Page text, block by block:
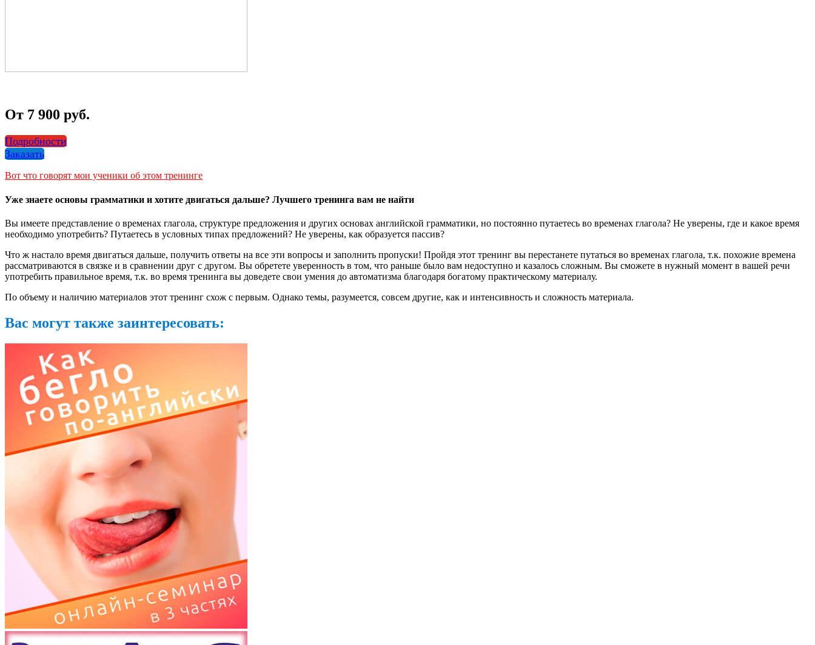
От 7 900 руб.
Подробности
Заказать
Вот что говорят мои ученики об этом тренинге
Уже знаете основы грамматики и хотите двигаться дальше? Лучшего тренинга вам не найти
Вы имеете представление о временах глагола, структуре предложения и других основах английской грамматики, но постоянно путаетесь во временах глагола? Не уверены, где и какое время
необходимо употребить? Путаетесь в условных типах предложений? Не уверены, как образуется пассив?
Что ж настало время двигаться дальше, получить ответы на все эти вопросы и заполнить пропуски! Пройдя этот тренинг вы перестанете путаться во временах глагола, т.к. похожие времена
рассматриваются в связке и в сравнении друг с другом. Вы обретете уверенность в том, что раньше было вам недоступно и казалось сложным. Вы сможете в нужный момент в вашей речи
употребить правильное время, т.к. во время тренинга вы доведете свои умения до автоматизма благодаря богатому практическому материалу.
По объему и наличию материалов этот тренинг схож с первым. Однако темы, разумеется, совсем другие, как и интенсивность и сложность материала.
Вас могут также заинтересовать: